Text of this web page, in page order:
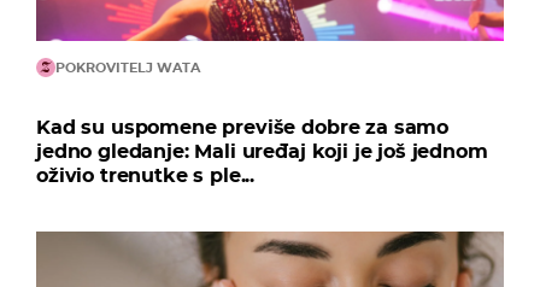
POKROVITELJ WATA
Kad su uspomene previše dobre za samo
jedno gledanje: Mali uređaj koji je još jednom
oživio trenutke s ple...